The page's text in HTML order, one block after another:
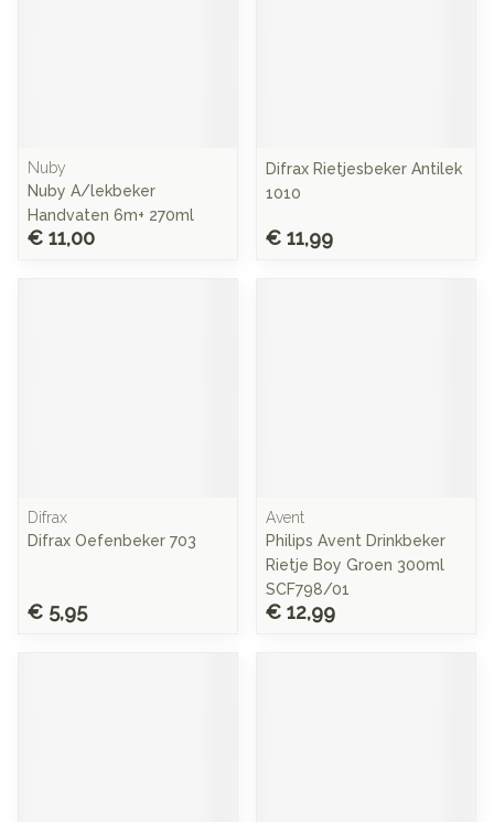
Nuby
Nuby A/lekbeker
Handvaten 6m+ 270ml
€ 11,00
Difrax Rietjesbeker Antilek
1010
€ 11,99
Difrax
Difrax Oefenbeker 703
€ 5,95
Avent
Philips Avent Drinkbeker
Rietje Boy Groen 300ml
SCF798/01
€ 12,99